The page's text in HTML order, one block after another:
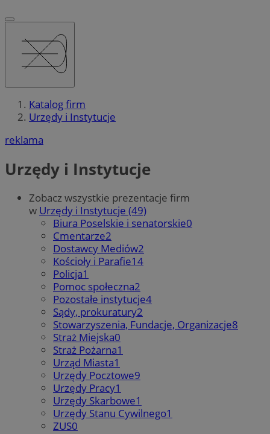
Katalog firm
Urzędy i Instytucje
reklama
Urzędy i Instytucje
Zobacz wszystkie prezentacje firm
w Urzędy i Instytucje (49)
Biura Poselskie i senatorskie0
Cmentarze2
Dostawcy Mediów2
Kościoły i Parafie14
Policja1
Pomoc społeczna2
Pozostałe instytucje4
Sądy, prokuratury2
Stowarzyszenia, Fundacje, Organizacje8
Straż Miejska0
Straż Pożarna1
Urząd Miasta1
Urzędy Pocztowe9
Urzędy Pracy1
Urzędy Skarbowe1
Urzędy Stanu Cywilnego1
ZUS0